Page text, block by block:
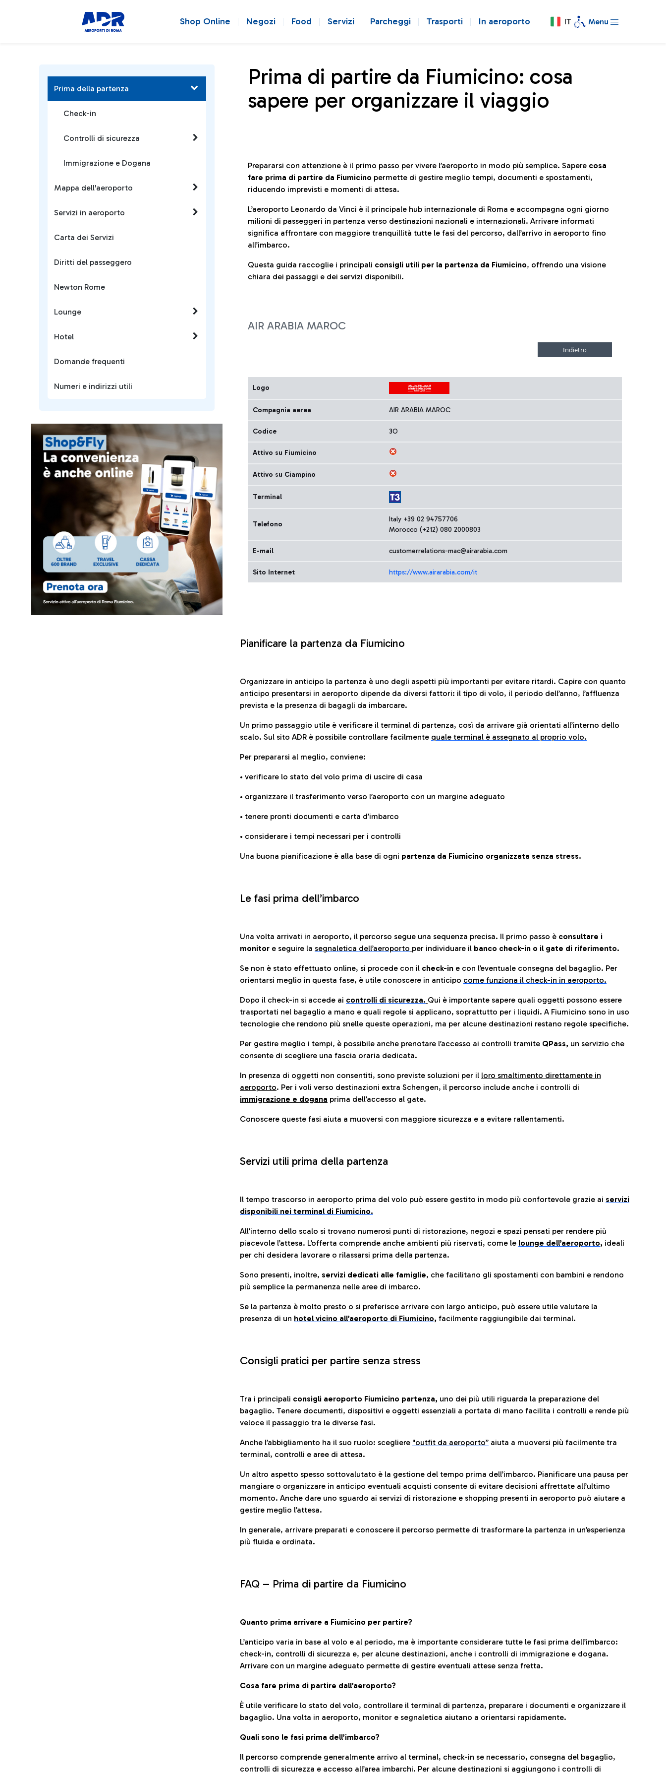
Shop Online Negozi Food Servizi Parcheggi Trasporti In aeroporto IT Menu
Prima di partire da Fiumicino: cosa
sapere per organizzare il viaggio
Prepararsi con attenzione è il primo passo per vivere l’aeroporto in modo più semplice. Sapere cosa
fare prima di partire da Fiumicino permette di gestire meglio tempi, documenti e spostamenti,
riducendo imprevisti e momenti di attesa.
L’aeroporto Leonardo da Vinci è il principale hub internazionale di Roma e accompagna ogni giorno
milioni di passeggeri in partenza verso destinazioni nazionali e internazionali. Arrivare informati
significa affrontare con maggiore tranquillità tutte le fasi del percorso, dall’arrivo in aeroporto fino
all’imbarco.
Questa guida raccoglie i principali consigli utili per la partenza da Fiumicino, offrendo una visione
chiara dei passaggi e dei servizi disponibili.
AIR ARABIA MAROC
Logo
Compagnia aerea AIR ARABIA MAROC
Codice 3O
Attivo su Fiumicino
Attivo su Ciampino
Terminal
Telefono
Italy +39 02 94757706
Morocco (+212) 080 2000803
E-mail customerrelations-mac@airarabia.com
Sito Internet https://www.airarabia.com/it
Pianificare la partenza da Fiumicino
Organizzare in anticipo la partenza è uno degli aspetti più importanti per evitare ritardi. Capire con quanto
anticipo presentarsi in aeroporto dipende da diversi fattori: il tipo di volo, il periodo dell’anno, l’affluenza
prevista e la presenza di bagagli da imbarcare.
Un primo passaggio utile è verificare il terminal di partenza, così da arrivare già orientati all’interno dello
scalo. Sul sito ADR è possibile controllare facilmente quale terminal è assegnato al proprio volo.
Per prepararsi al meglio, conviene:
• verificare lo stato del volo prima di uscire di casa
• organizzare il trasferimento verso l’aeroporto con un margine adeguato
• tenere pronti documenti e carta d’imbarco
• considerare i tempi necessari per i controlli
Una buona pianificazione è alla base di ogni partenza da Fiumicino organizzata senza stress.
Le fasi prima dell’imbarco
Una volta arrivati in aeroporto, il percorso segue una sequenza precisa. Il primo passo è consultare i
monitor e seguire la segnaletica dell’aeroporto per individuare il banco check-in o il gate di riferimento.
Se non è stato effettuato online, si procede con il check-in e con l’eventuale consegna del bagaglio. Per
orientarsi meglio in questa fase, è utile conoscere in anticipo come funziona il check-in in aeroporto.
Dopo il check-in si accede ai controlli di sicurezza. Qui è importante sapere quali oggetti possono essere
trasportati nel bagaglio a mano e quali regole si applicano, soprattutto per i liquidi. A Fiumicino sono in uso
tecnologie che rendono più snelle queste operazioni, ma per alcune destinazioni restano regole specifiche.
Per gestire meglio i tempi, è possibile anche prenotare l’accesso ai controlli tramite QPass, un servizio che
consente di scegliere una fascia oraria dedicata.
In presenza di oggetti non consentiti, sono previste soluzioni per il loro smaltimento direttamente in
aeroporto. Per i voli verso destinazioni extra Schengen, il percorso include anche i controlli di
immigrazione e dogana prima dell’accesso al gate.
Conoscere queste fasi aiuta a muoversi con maggiore sicurezza e a evitare rallentamenti.
Servizi utili prima della partenza
Il tempo trascorso in aeroporto prima del volo può essere gestito in modo più confortevole grazie ai servizi
disponibili nei terminal di Fiumicino.
All’interno dello scalo si trovano numerosi punti di ristorazione, negozi e spazi pensati per rendere più
piacevole l’attesa. L’offerta comprende anche ambienti più riservati, come le lounge dell’aeroporto, ideali
per chi desidera lavorare o rilassarsi prima della partenza.
Sono presenti, inoltre, servizi dedicati alle famiglie, che facilitano gli spostamenti con bambini e rendono
più semplice la permanenza nelle aree di imbarco.
Se la partenza è molto presto o si preferisce arrivare con largo anticipo, può essere utile valutare la
presenza di un hotel vicino all’aeroporto di Fiumicino, facilmente raggiungibile dai terminal.
Consigli pratici per partire senza stress
Tra i principali consigli aeroporto Fiumicino partenza, uno dei più utili riguarda la preparazione del
bagaglio. Tenere documenti, dispositivi e oggetti essenziali a portata di mano facilita i controlli e rende più
veloce il passaggio tra le diverse fasi.
Anche l’abbigliamento ha il suo ruolo: scegliere "outfit da aeroporto” aiuta a muoversi più facilmente tra
terminal, controlli e aree di attesa.
Un altro aspetto spesso sottovalutato è la gestione del tempo prima dell’imbarco. Pianificare una pausa per
mangiare o organizzare in anticipo eventuali acquisti consente di evitare decisioni affrettate all’ultimo
momento. Anche dare uno sguardo ai servizi di ristorazione e shopping presenti in aeroporto può aiutare a
gestire meglio l’attesa.
In generale, arrivare preparati e conoscere il percorso permette di trasformare la partenza in un’esperienza
più fluida e ordinata.
FAQ – Prima di partire da Fiumicino
Quanto prima arrivare a Fiumicino per partire?
L’anticipo varia in base al volo e al periodo, ma è importante considerare tutte le fasi prima dell’imbarco:
check-in, controlli di sicurezza e, per alcune destinazioni, anche i controlli di immigrazione e dogana.
Arrivare con un margine adeguato permette di gestire eventuali attese senza fretta.
Cosa fare prima di partire dall’aeroporto?
È utile verificare lo stato del volo, controllare il terminal di partenza, preparare i documenti e organizzare il
bagaglio. Una volta in aeroporto, monitor e segnaletica aiutano a orientarsi rapidamente.
Quali sono le fasi prima dell’imbarco?
Il percorso comprende generalmente arrivo al terminal, check-in se necessario, consegna del bagaglio,
controlli di sicurezza e accesso all’area imbarchi. Per alcune destinazioni si aggiungono i controlli di
Prima della partenza
Check-in
Controlli di sicurezza
Immigrazione e Dogana
Mappa dell'aeroporto
Servizi in aeroporto
Carta dei Servizi
Diritti del passeggero
Newton Rome
Lounge
Hotel
Domande frequenti
Numeri e indirizzi utili